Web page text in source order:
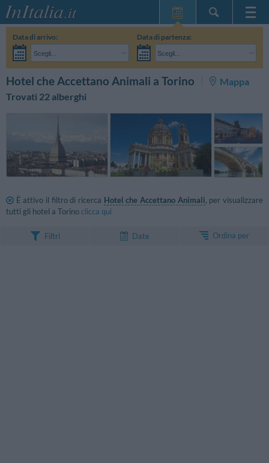
Home Page
Le mie Prenotazioni
InItalia Club
Data di arrivo:
Scegli...
Data di partenza:
Scegli...
Hotel che Accettano Animali a Torino
Mappa
Trovati 22 alberghi
È attivo il filtro di ricerca Hotel che Accettano Animali, per visualizzare
tutti gli hotel a Torinoclicca qui
Filtri Date Ordina per